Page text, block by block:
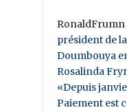
RonaldFrumn
président de
Doumbouya
Rosalinda
«Depuis
Paiement est